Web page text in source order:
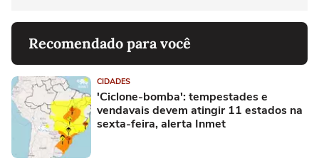
Recomendado para você
CIDADES
'Ciclone-bomba': tempestades e
vendavais devem atingir 11 estados na
sexta-feira, alerta Inmet